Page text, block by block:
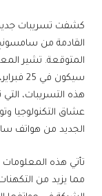
كشفت تسريبات
القادمة من
المتوقعة. تشير
هذه التسريبات، التي
عشاق التكنولوجيا
الجديد من هواتف
تأتي هذه
مما يزيد من